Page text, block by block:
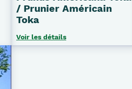
/ Prunier Américain
Toka
Voir les détails